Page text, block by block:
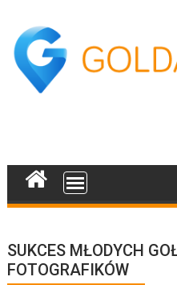
content
SUKCES MŁODYCH
FOTOGRAFIKÓW